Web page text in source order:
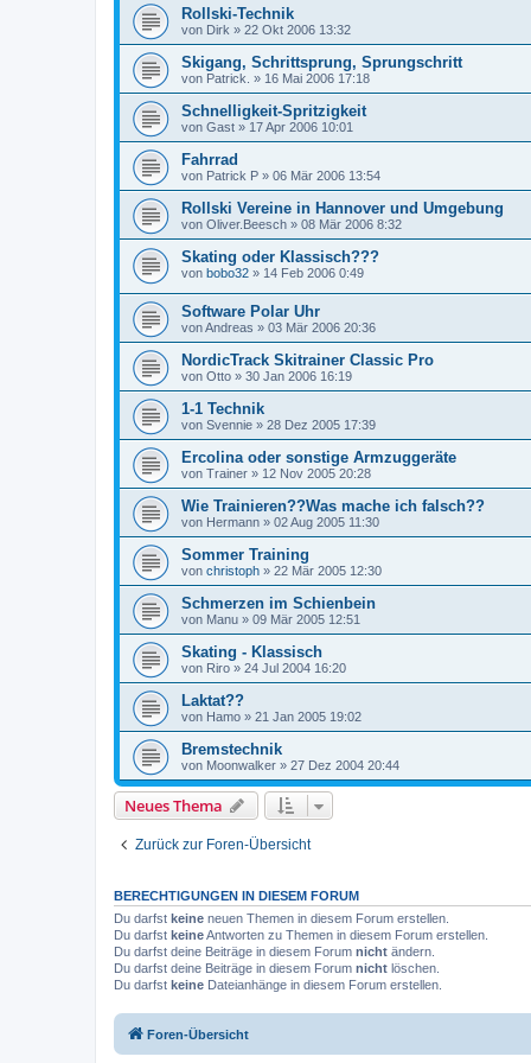
Rollski-Technik
von Dirk » 22 Okt 2006 13:32
Skigang, Schrittsprung, Sprungschritt
von Patrick. » 16 Mai 2006 17:18
Schnelligkeit-Spritzigkeit
von Gast » 17 Apr 2006 10:01
Fahrrad
von Patrick P » 06 Mär 2006 13:54
Rollski Vereine in Hannover und Umgebung
von Oliver.Beesch » 08 Mär 2006 8:32
Skating oder Klassisch???
von bobo32 » 14 Feb 2006 0:49
Software Polar Uhr
vonAndreas » 03 Mär 2006 20:36
NordicTrack Skitrainer Classic Pro
von Otto » 30 Jan 2006 16:19
1-1 Technik
von Svennie » 28 Dez 2005 17:39
Ercolina oder sonstige Armzuggeräte
von Trainer » 12 Nov 2005 20:28
Wie Trainieren??Was mache ich falsch??
von Hermann » 02 Aug 2005 11:30
Sommer Training
von christoph » 22 Mär 2005 12:30
Schmerzen im Schienbein
von Manu » 09 Mär 2005 12:51
Skating - Klassisch
von Riro » 24 Jul 2004 16:20
Laktat??
von Hamo » 21 Jan 2005 19:02
Bremstechnik
von Moonwalker » 27 Dez 2004 20:44
Neues Thema
Zurück zur Foren-Übersicht
BERECHTIGUNGEN IN DIESEM FORUM
Du darfst keine neuen Themen in diesem Forum erstellen.
Du darfst keineAntworten zu Themen in diesem Forum erstellen.
Du darfst deine Beiträge in diesem Forum nicht ändern.
Du darfst deine Beiträge in diesem Forum nicht löschen.
Du darfst keine Dateianhänge in diesem Forum erstellen.
Foren-Übersicht